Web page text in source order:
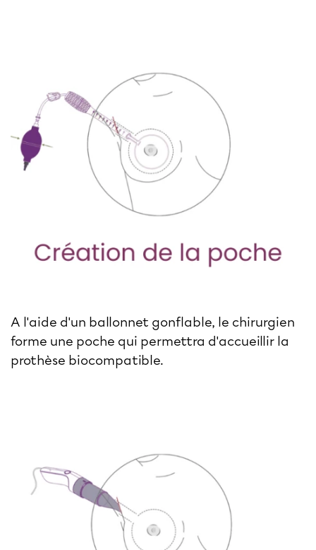
A l'aide d'un ballonnet gonflable, le chirurgien
forme une poche qui permettra d'accueillir la
prothèse biocompatible.